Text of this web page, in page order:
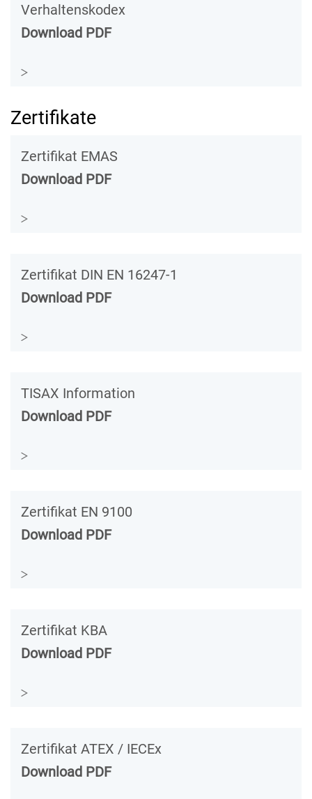
Verhaltenskodex
Download PDF
Zertifikate
Zertifikat EMAS
Download PDF
Zertifikat DIN EN 16247-1
Download PDF
TISAX Information
Download PDF
Zertifikat EN 9100
Download PDF
Zertifikat KBA
Download PDF
Zertifikat ATEX / IECEx
Download PDF